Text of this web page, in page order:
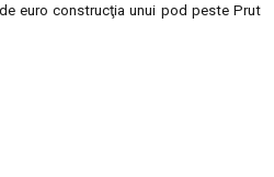
euro construcţia unui pod peste Prut